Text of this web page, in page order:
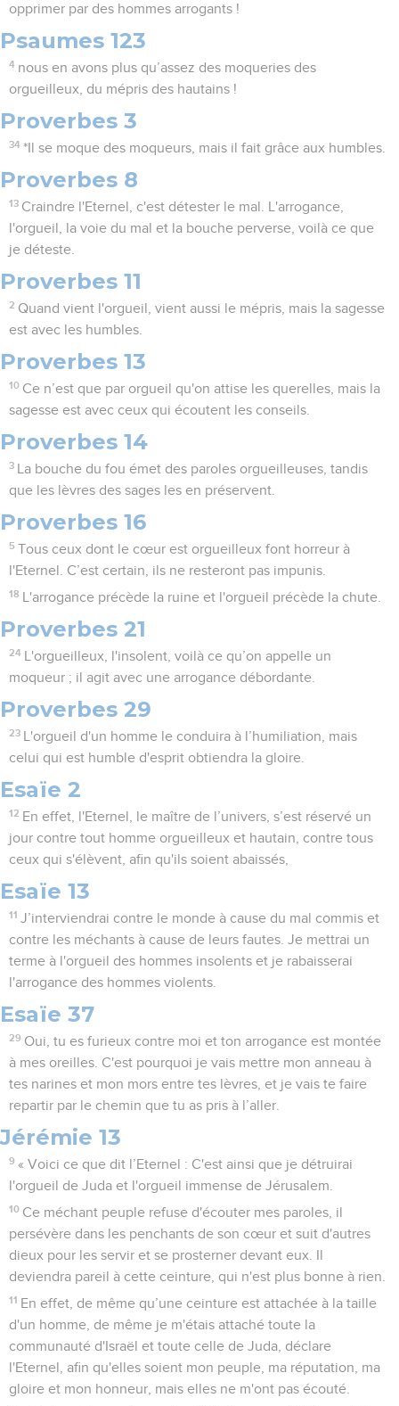
opprimer par des hommes arrogants !
Psaumes 123
4 nous en avons plus qu’assez des moqueries des
orgueilleux, du mépris des hautains !
Proverbes 3
34 *Il se moque des moqueurs, mais il fait grâce aux humbles.
Proverbes 8
13 Craindre l'Eternel, c'est détester le mal. L'arrogance,
l'orgueil, la voie du mal et la bouche perverse, voilà ce que
je déteste.
Proverbes 11
2 Quand vient l'orgueil, vient aussi le mépris, mais la sagesse
est avec les humbles.
Proverbes 13
10 Ce n’est que par orgueil qu'on attise les querelles, mais la
sagesse est avec ceux qui écoutent les conseils.
Proverbes 14
3
La bouche du fou émet des paroles orgueilleuses, tandis
que les lèvres des sages les en préservent.
Proverbes 16
5 Tous ceux dont le cœur est orgueilleux font horreur à
l'Eternel. C’est certain, ils ne resteront pas impunis.
18 L'arrogance précède la ruine et l'orgueil précède la chute.
Proverbes 21
24
L'orgueilleux, l'insolent, voilà ce qu’on appelle un
moqueur ; il agit avec une arrogance débordante.
Proverbes 29
23
L'orgueil d'un homme le conduira à l’humiliation, mais
celui qui est humble d'esprit obtiendra la gloire.
Esaïe 2
12 En effet, l'Eternel, le maître de l’univers, s’est réservé un
jour contre tout homme orgueilleux et hautain, contre tous
ceux qui s'élèvent, afin qu'ils soient abaissés,
Esaïe 13
11 J’interviendrai contre le monde à cause du mal commis et
contre les méchants à cause de leurs fautes. Je mettrai un
terme à l'orgueil des hommes insolents et je rabaisserai
l'arrogance des hommes violents.
Esaïe 37
29 Oui, tu es furieux contre moi et ton arrogance est montée
à mes oreilles. C'est pourquoi je vais mettre mon anneau à
tes narines et mon mors entre tes lèvres, et je vais te faire
repartir par le chemin que tu as pris à l’aller.
Jérémie 13
9 « Voici ce que dit l’Eternel : C'est ainsi que je détruirai
l'orgueil de Juda et l'orgueil immense de Jérusalem.
10 Ce méchant peuple refuse d'écouter mes paroles, il
persévère dans les penchants de son cœur et suit d'autres
dieux pour les servir et se prosterner devant eux. Il
deviendra pareil à cette ceinture, qui n'est plus bonne à rien.
11 En effet, de même qu’une ceinture est attachée à la taille
d'un homme, de même je m'étais attaché toute la
communauté d'Israël et toute celle de Juda, déclare
l'Eternel, afin qu'elles soient mon peuple, ma réputation, ma
gloire et mon honneur, mais elles ne m'ont pas écouté.